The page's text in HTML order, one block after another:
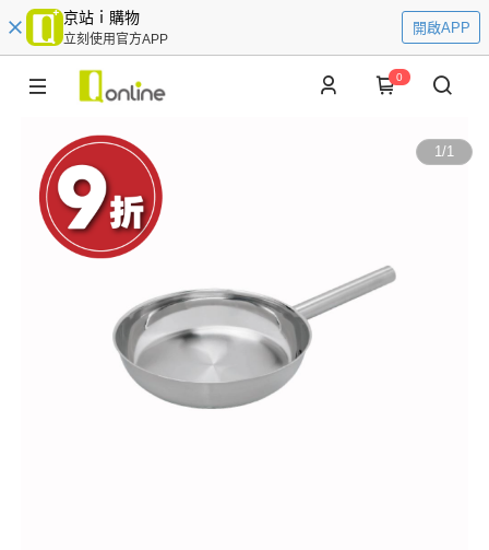
京站ｉ購物
立刻使用官方APP
開啟APP
0
1/1